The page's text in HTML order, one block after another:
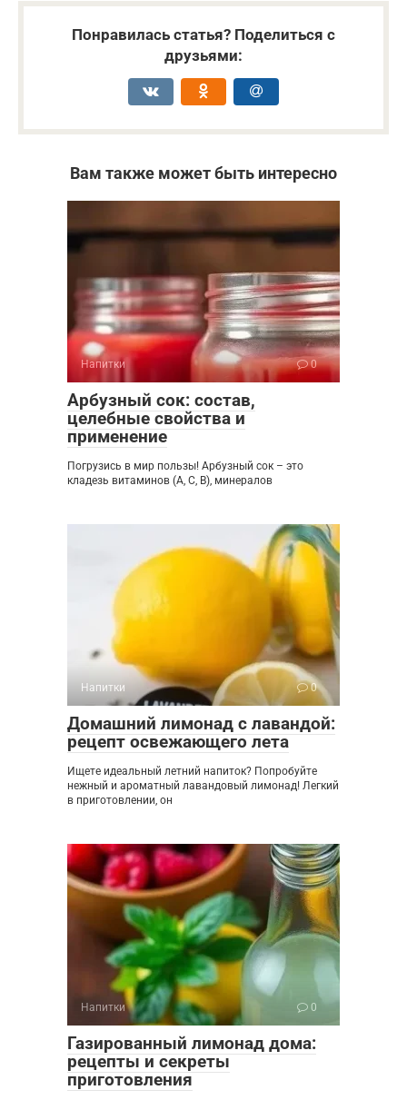
Понравилась статья? Поделиться с
друзьями:
Вам также может быть интересно
Напитки 0
Арбузный сок: состав,
целебные свойства и
применение
Погрузись в мир пользы! Арбузный сок – это
кладезь витаминов (A, C, B), минералов
Напитки 0
Домашний лимонад с лавандой:
рецепт освежающего лета
Ищете идеальный летний напиток? Попробуйте
нежный и ароматный лавандовый лимонад! Легкий
в приготовлении, он
Напитки 0
Газированный лимонад дома:
рецепты и секреты
приготовления